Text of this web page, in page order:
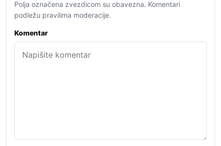
Polja označena zvezdicom su obavezna. Komentari
podležu pravilima moderacije.
Komentar